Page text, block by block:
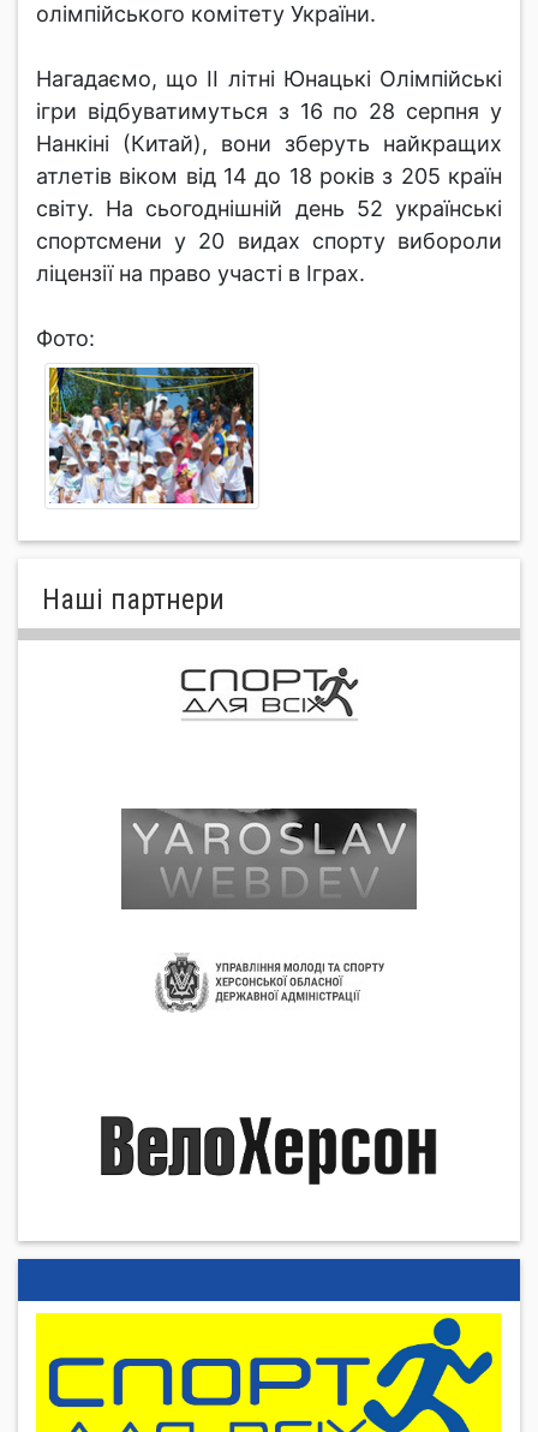
олімпійського комітету України.
Нагадаємо, що ІІ літні Юнацькі Олімпійські
ігри відбуватимуться з 16 по 28 серпня у
Нанкіні (Китай), вони зберуть найкращих
атлетів віком від 14 до 18 років з 205 країн
світу. На сьогоднішній день 52 українські
спортсмени у 20 видах спорту вибороли
ліцензії на право участі в Іграх.
Фото:
Нашi партнери